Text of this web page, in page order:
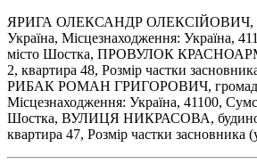
ЯРИГА ОЛЕКСАНДР ОЛЕКСІЙОВИЧ,
Україна, Місцезнаходження: Україна,
місто Шостка, ПРОВУЛОК
2, квартира 48, Розмір частки
РИБАК РОМАН ГРИГОРОВИЧ,
Місцезнаходження: Україна, 41100,
Шостка, ВУЛИЦЯ НИКРАСОВА,
квартира 47, Розмір частки засновника